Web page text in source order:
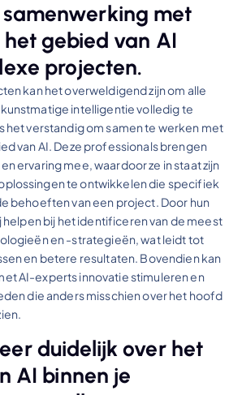
met
gebied van AI
projecten.
kan het overweldigend zijn om alle
intelligentie volledig te
het verstandig om samen te werken met
van AI. Deze professionals brengen
ervaring mee, waardoor ze in staat zijn
te ontwikkelen die specifiek
behoeften van een project. Door hun
helpen bij het identificeren van de meest
en -strategieën, wat leidt tot
en betere resultaten. Bovendien kan
AI-experts innovatie stimuleren en
die anders misschien over het hoofd
duidelijk over het
AI binnen je